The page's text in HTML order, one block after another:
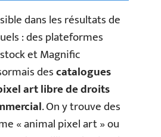
dans les résultats de
: des plateformes
et Magnific
descatalogues
art libre de droits
. On y trouve des
« animal pixel art » ou